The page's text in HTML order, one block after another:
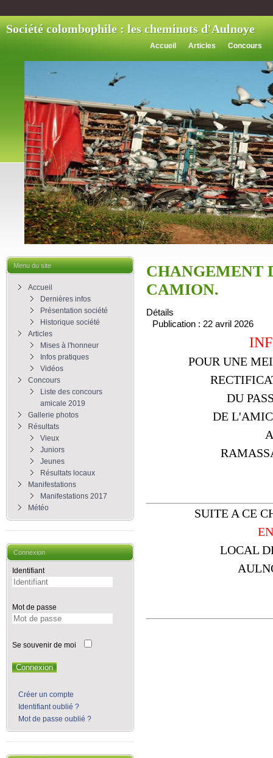
Société colombophile : les cheminots d'Aulnoye
Accueil Articles Concours
Menu du site
Accueil
Dernières infos
Présentation société
Historique société
Articles
Mises à l'honneur
Infos pratiques
Vidéos
Concours
Liste des concours
amicale 2019
Gallerie photos
Résultats
Vieux
Juniors
Jeunes
Résultats locaux
Manifestations
Manifestations 2017
Météo
Connexion
Identifiant
Mot de passe
Se souvenir de moi
Connexion
Créer un compte
Identifiant oublié ?
Mot de passe oublié ?
CHANGEMENT
CAMION.
Détails
Publication : 22 avril 2026
POUR UNE
DU
DE
SUITE A CE
LOCAL